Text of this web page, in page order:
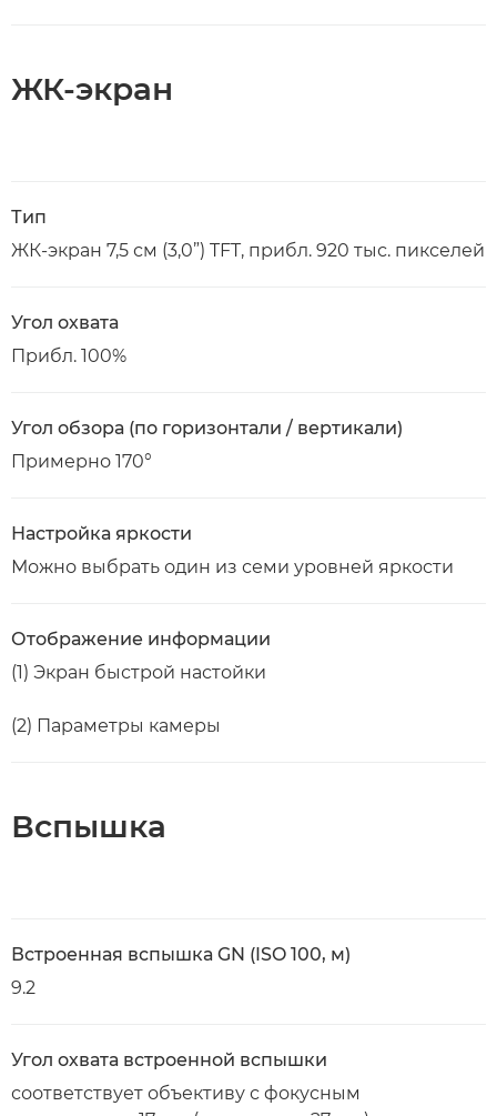
ЖК-экран
Тип
ЖК-экран 7,5 см (3,0”) TFT, прибл. 920 тыс. пикселей
Угол охвата
Прибл. 100%
Угол обзора (по горизонтали / вертикали)
Примерно 170°
Настройка яркости
Можно выбрать один из семи уровней яркости
Отображение информации
(1) Экран быстрой настойки
(2) Параметры камеры
Вспышка
Встроенная вспышка GN (ISO 100, м)
9.2
Угол охвата встроенной вспышки
соответствует объективу с фокусным